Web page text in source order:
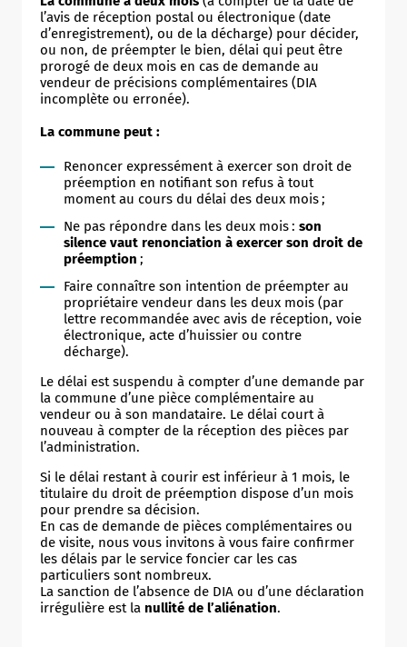
l’avis de réception postal ou électronique (date
d’enregistrement), ou de la décharge) pour décider,
ou non, de préempter le bien, délai qui peut être
prorogé de deux mois en cas de demande au
vendeur de précisions complémentaires (DIA
incomplète ou erronée).
La commune peut :
Renoncer expressément à exercer son droit de
préemption en notifiant son refus à tout
moment au cours du délai des deux mois ;
Ne pas répondre dans les deux mois : son
silence vaut renonciation à exercer son droit de
préemption ;
Faire connaître son intention de préempter au
propriétaire vendeur dans les deux mois (par
lettre recommandée avec avis de réception, voie
électronique, acte d’huissier ou contre
décharge).
Le délai est suspendu à compter d’une demande par
la commune d’une pièce complémentaire au
vendeur ou à son mandataire. Le délai court à
nouveau à compter de la réception des pièces par
l’administration.
Si le délai restant à courir est inférieur à 1 mois, le
titulaire du droit de préemption dispose d’un mois
pour prendre sa décision.
En cas de demande de pièces complémentaires ou
de visite, nous vous invitons à vous faire confirmer
les délais par le service foncier car les cas
particuliers sont nombreux.
La sanction de l’absence de DIA ou d’une déclaration
irrégulière est la nullité de l’aliénation.
ShareThis is disabled. Allow